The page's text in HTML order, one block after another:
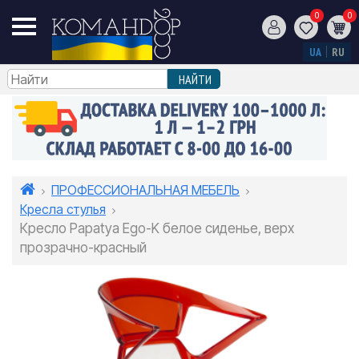
0 0
UA RU
ПРОФЕССИОНАЛЬНАЯ МЕБЕЛЬ
Кресла стулья
Кресло Papatya Ego-K белое сиденье, верх
прозрачно-красный